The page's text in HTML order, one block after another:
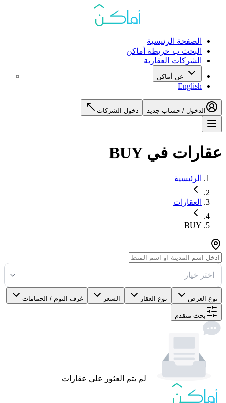
الصفحة الرئيسية
البحث ب خريطة أماكن
الشركات العقارية
عن أماكن
English
الدخول / حساب جديد دخول الشركات
عقارات في BUY
الرئيسية
العقارات
BUY
اختر خيار
نوع العرض نوع العقار السعر غرف النوم / الحمامات
بحث متقدم
لم يتم العثور على عقارات